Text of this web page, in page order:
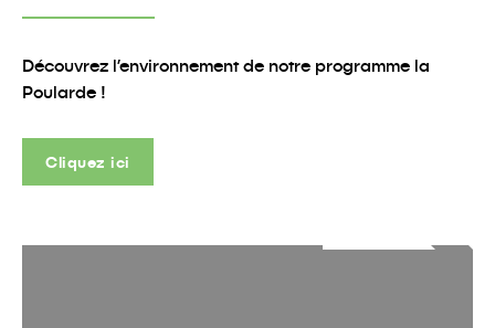
Découvrez l’environnement de notre programme la
Poularde !
Cliquez ici